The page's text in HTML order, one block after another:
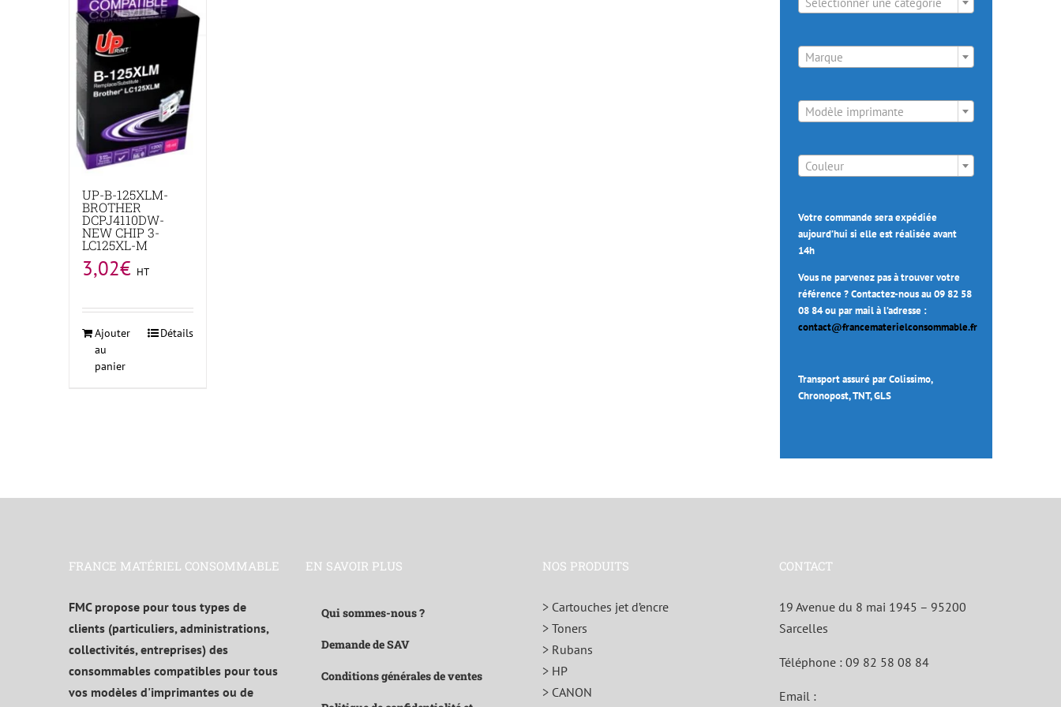
UP-B-125XLM-
BROTHER
DCPJ4110DW-
NEW CHIP 3-
LC125XL-M
3,02€ HT
Ajouter
au
panier
Détails
Marque
Modèle imprimante
Couleur
Votre commande sera expédiée
aujourd’hui si elle est réalisée avant
14h
Vous ne parvenez pas à trouver votre
référence ? Contactez-nous au 09 82 58
08 84 ou par mail à l’adresse :
contact@francematerielconsommable.fr
Transport assuré par Colissimo,
Chronopost, TNT, GLS
FRANCE MATÉRIEL CONSOMMABLE
FMC propose pour tous types de
clients (particuliers, administrations,
collectivités, entreprises) des
consommables compatibles pour tous
vos modèles d'imprimantes ou de
EN SAVOIR PLUS
Qui sommes-nous ?
Demande de SAV
Conditions générales de ventes
NOS PRODUITS
> Cartouches jet d’encre
> Toners
> Rubans
> HP
> CANON
CONTACT
19 Avenue du 8 mai 1945 – 95200
Sarcelles
Téléphone : 09 82 58 08 84
Email :